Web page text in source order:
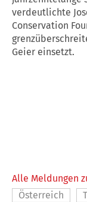
verdeutlichte
Conservation
Geier einsetzt.
Alle Meldungen
Österreich